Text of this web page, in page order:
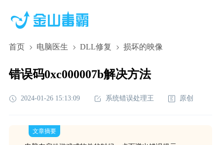
首页 电脑医生 DLL修复 损坏的映像
错误码0xc000007b解决方法
2024-01-26 15:13:09 系统错误处理王 原创
文章摘要